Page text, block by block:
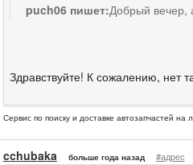
puch06 пишет:Добрый вечер,
Здравствуйте! К сожалению, нет
Сервис по поиску и доставке автозапчастей
cchubaka больше года назад #адрес